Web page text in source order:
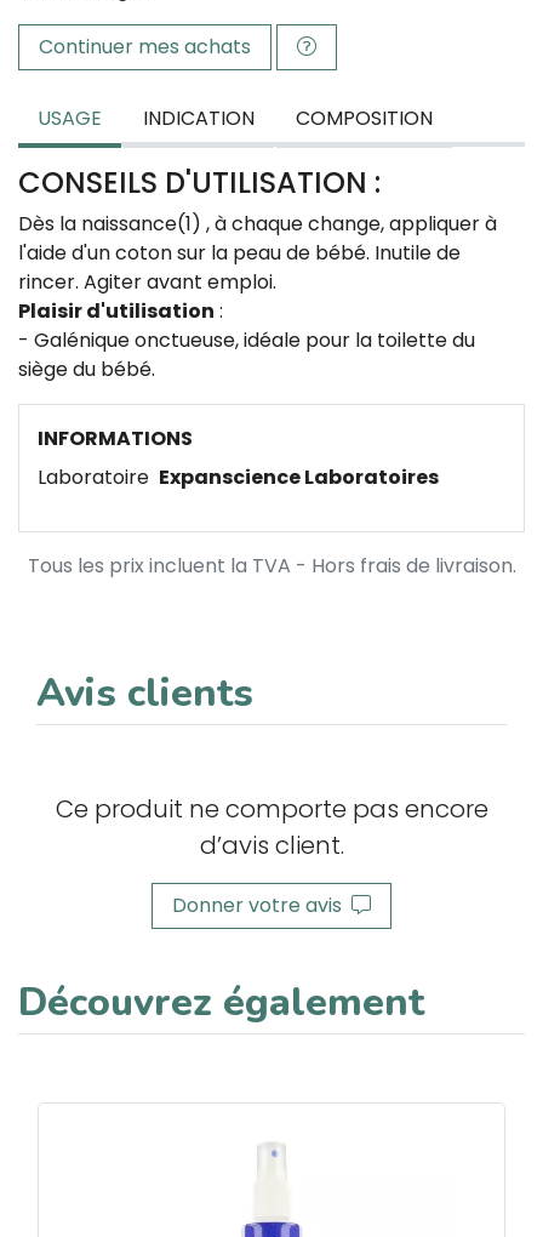
Continuer mes achats
USAGE INDICATION COMPOSITION
CONSEILS D'UTILISATION :
Dès la naissance(1) , à chaque change, appliquer à
l'aide d'un coton sur la peau de bébé. Inutile de
rincer. Agiter avant emploi.
Plaisir d'utilisation :
- Galénique onctueuse, idéale pour la toilette du
siège du bébé.
INFORMATIONS
Laboratoire Expanscience Laboratoires
Tous les prix incluent la TVA - Hors frais de livraison.
Avis clients
Ce produit ne comporte pas encore
d’avis client.
Donner votre avis
Découvrez également